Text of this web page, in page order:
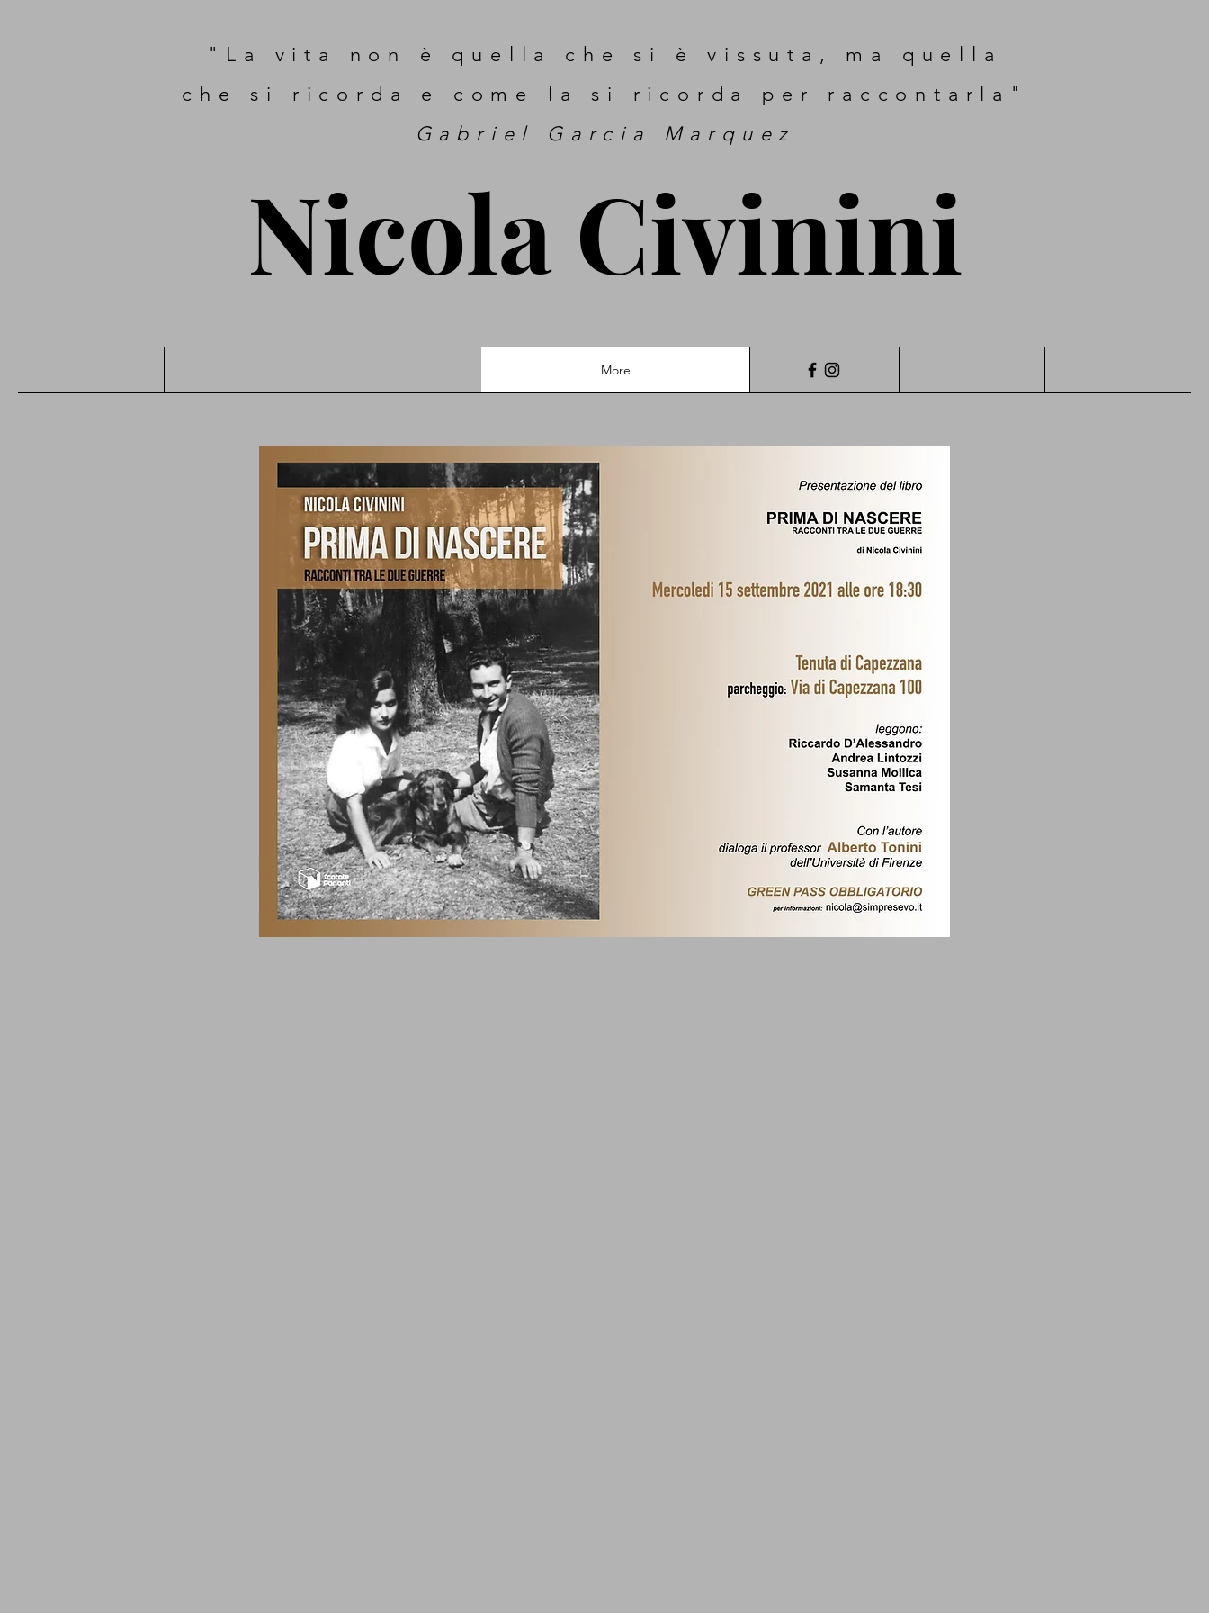
"La vita non è quella che si è vissuta, ma quella
che si ricorda e come la si ricorda per raccontarla"
Gabriel Garcia Marquez
Nicola Civinini
More